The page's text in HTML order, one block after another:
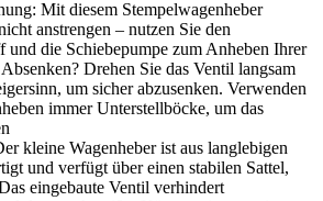
Mit diesem Stempelwagenheber
anstrengen – nutzen Sie den
die Schiebepumpe zum Anheben Ihrer
Drehen Sie das Ventil langsam
um sicher abzusenken. Verwenden
immer Unterstellböcke, um das
kleine Wagenheber ist aus langlebigen
und verfügt über einen stabilen Sattel,
eingebaute Ventil verhindert